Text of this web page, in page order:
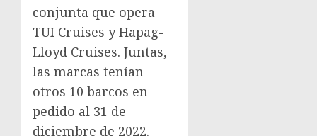
conjunta que opera
TUI Cruises y Hapag-
Lloyd Cruises. Juntas,
las marcas tenían
otros 10 barcos en
pedido al 31 de
diciembre de 2022.